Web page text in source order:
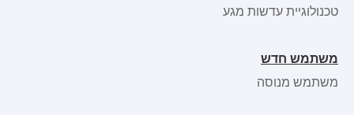
טכנולוגיית עדשות מגע
משתמש חדש
משתמש מנוסה